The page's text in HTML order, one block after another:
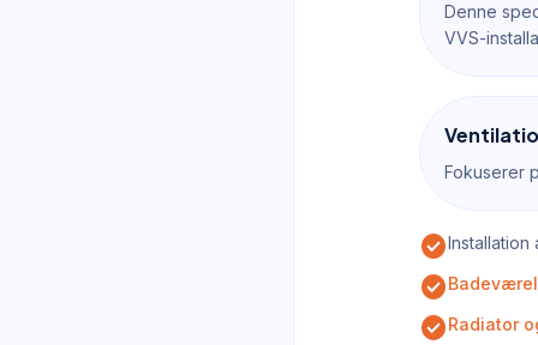
Denne
VVS-
Fokuserer
check_circleInstallation
check_circle
check_circleRadiator